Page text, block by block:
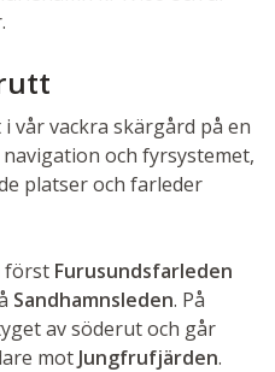
vår vackra skärgård på en
och fyrsystemet,
platser och farleder
först Furusundsfarleden
Sandhamnsleden. På
av söderut och går
mot Jungfrufjärden.